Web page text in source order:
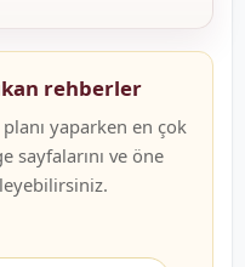
rehberler
yaparken en çok
sayfalarını ve öne